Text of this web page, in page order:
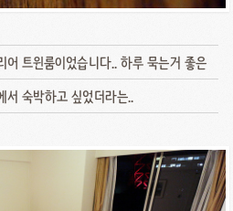
트윈룸이었습니다.. 하루 묵는거 좋은
서 숙박하고 싶었더라는..